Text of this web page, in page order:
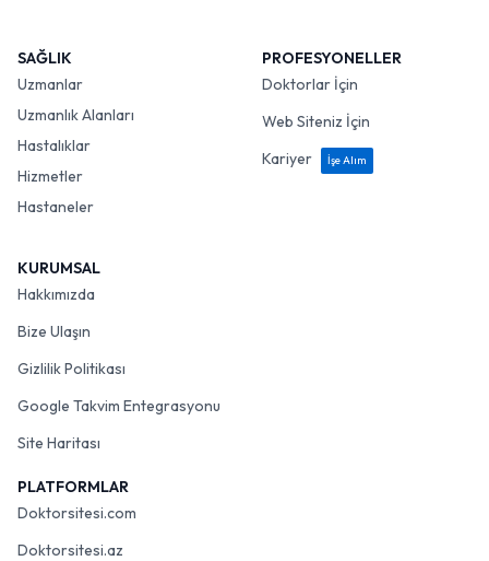
SAĞLIK
Uzmanlar
Uzmanlık Alanları
Hastalıklar
Hizmetler
Hastaneler
PROFESYONELLER
Doktorlar İçin
Web Siteniz İçin
Kariyer
İşe Alım
KURUMSAL
Hakkımızda
Bize Ulaşın
Gizlilik Politikası
Google Takvim Entegrasyonu
Site Haritası
PLATFORMLAR
Doktorsitesi.com
Doktorsitesi.az